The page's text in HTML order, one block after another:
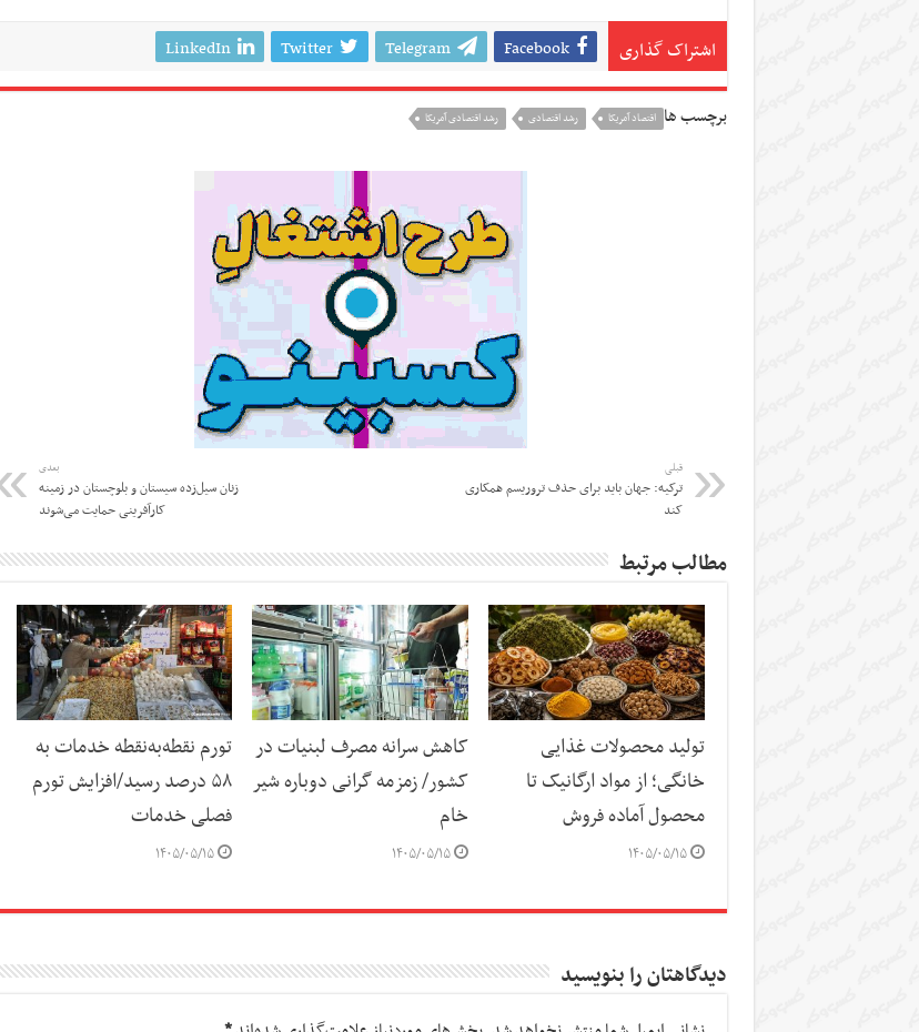
اشتراک گذاری Facebook
Telegram
Twitter
LinkedIn
برچسب ها اقتصاد آمریکا رشد اقتصادی رشد اقتصادی آمریکا
قبلی
ترکیه: جهان باید برای حذف تروریسم همکاری
کند
بعدی
زنان سیل‌زده سیستان و بلوچستان در زمینه
کارآفرینی حمایت می‌شوند
مطالب مرتبط
تولید محصولات غذایی
خانگی؛ از مواد ارگانیک تا
محصول آماده فروش
۱۴۰۵/۰۵/۱۵
کاهش سرانه مصرف لبنیات در
کشور/ زمزمه گرانی دوباره شیر
خام
۱۴۰۵/۰۵/۱۵
تورم نقطه‌به‌نقطه خدمات به
۵۸ درصد رسید/افزایش تورم
فصلی خدمات
۱۴۰۵/۰۵/۱۵
دیدگاهتان را بنویسید